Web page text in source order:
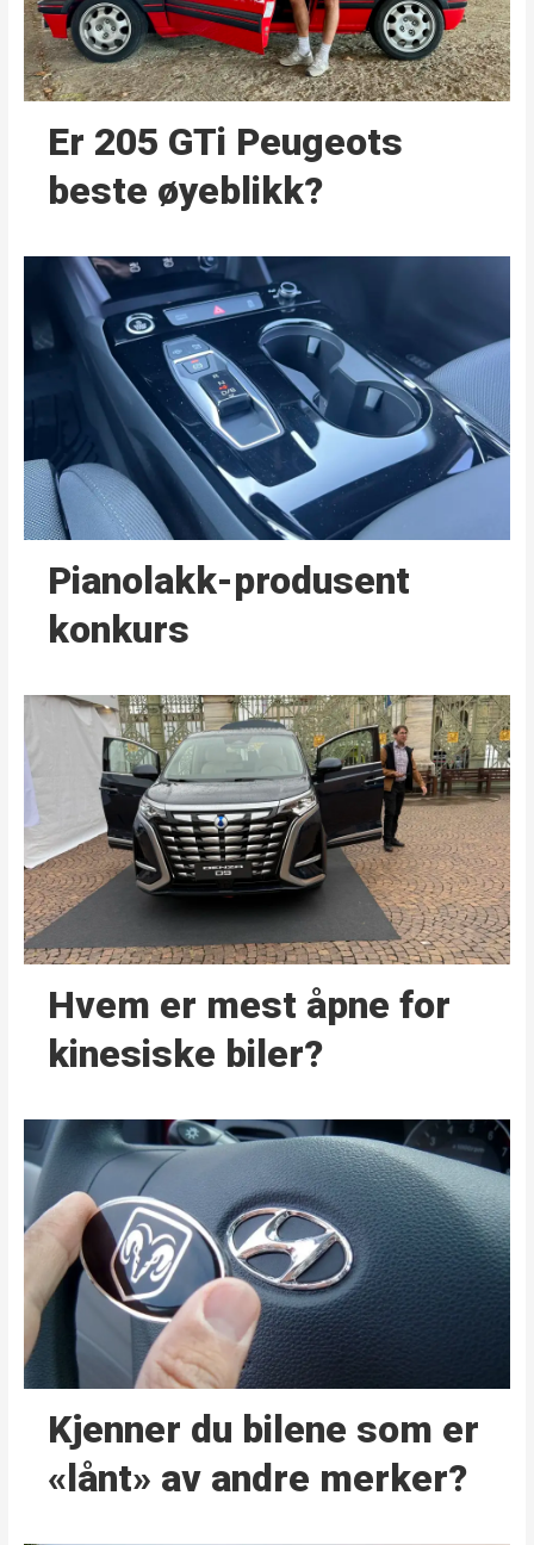
Er 205 GTi Peugeots
beste øyeblikk?
Pianolakk-produsent
konkurs
Hvem er mest åpne for
kinesiske biler?
Kjenner du bilene som er
«lånt» av andre merker?